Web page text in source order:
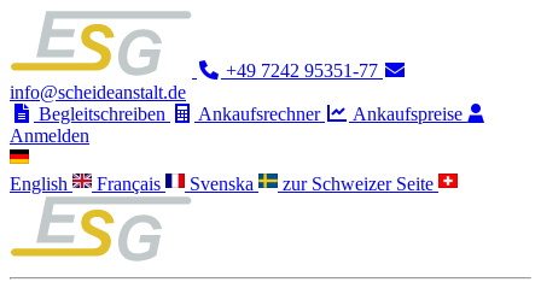
+49 7242 95351-77
info@scheideanstalt.de
Begleitschreiben
Ankaufsrechner
Ankaufspreise
Anmelden
English Français Svenska zur Schweizer Seite